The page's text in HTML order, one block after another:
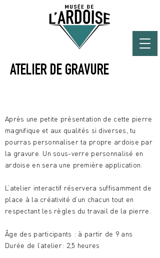
ATELIER DE GRAVURE
Après une petite présentation de cette pierre
magnifique et aux qualités si diverses, tu
pourras personnaliser ta propre ardoise par
la gravure. Un sous-verre personnalisé en
ardoise en sera une première application. ​
L’atelier interactif réservera suffisamment de
place à la créativité d’un chacun tout en
respectant les règles du travail de la pierre.
Âge des participants : à partir de 9 ans
Durée de l’atelier: 2,5 heures